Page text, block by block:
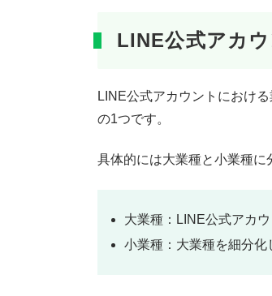
LINE公式アカ
LINE公式アカウントにおけ
の1つです。
具体的には大業種と小業種に
大業種：LINE公式アカ
小業種：大業種を細分化